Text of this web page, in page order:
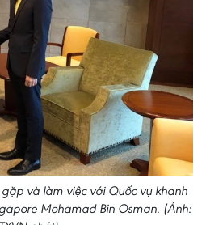
và làm việc với Quốc vụ khanh
Mohamad Bin Osman. (Ảnh: